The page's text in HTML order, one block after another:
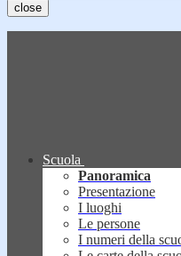
close
Scuola
Panoramica
Presentazione
I luoghi
Le persone
I numeri della